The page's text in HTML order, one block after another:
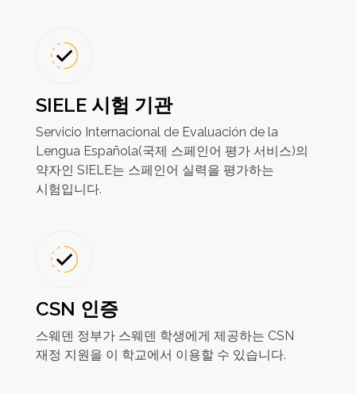
SIELE 시험 기관
Servicio Internacional de Evaluación de la
Lengua Española(국제 스페인어 평가 서비스)의
약자인 SIELE는 스페인어 실력을 평가하는
시험입니다.
CSN 인증
스웨덴 정부가 스웨덴 학생에게 제공하는 CSN
재정 지원을 이 학교에서 이용할 수 있습니다.